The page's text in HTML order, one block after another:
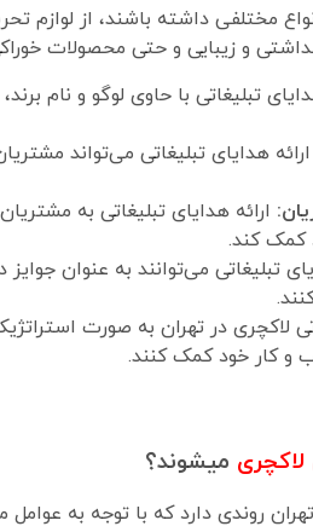
مختلفی داشته باشند، از لوازم
و زیبایی و حتی محصولات
تبلیغاتی با حاوی لوگو و نام
ارائه هدایای تبلیغاتی می‌تواند
ارائه هدایای تبلیغاتی به
کمک کند.
تبلیغاتی می‌توانند به عنوان
لاکچری در تهران به صورت
و کار خود کمک کنند.
لاکچری میشوند؟
روندی دارد که با توجه به